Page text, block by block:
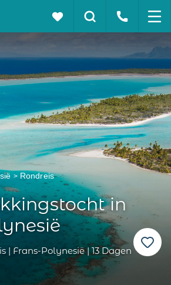
Rondreis
in
| Frans-Polynesië | 13 Dagen